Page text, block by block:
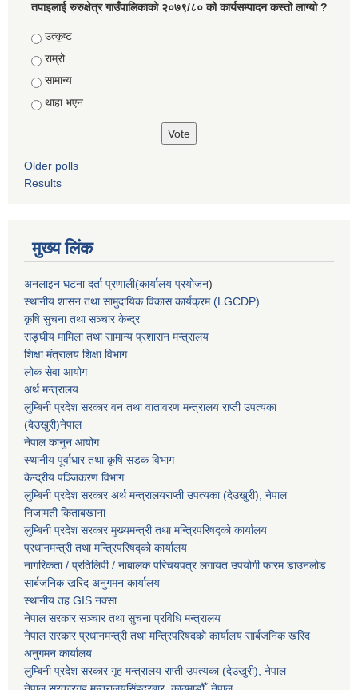
तपाइलाई रुरुक्षेत्र गाउँपालिकाको २०७९/८० को कार्यसम्पादन कस्तो लाग्यो ?
Choices
उत्कृष्ट
राम्रो
सामान्य
थाहा भएन
Older polls
Results
मुख्य लिंक
अनलाइन घटना दर्ता प्रणाली(कार्यालय प्रयोजन)
स्थानीय शासन तथा सामुदायिक विकास कार्यक्रम (LGCDP)
कृषि सुचना तथा सञ्चार केन्द्र
सङ्घीय मामिला तथा सामान्य प्रशासन मन्त्रालय
शिक्षा मंत्रालय शिक्षा विभाग
लोक सेवा आयोग
अर्थ मन्त्रालय
लुम्बिनी प्रदेश सरकार वन तथा वातावरण मन्त्रालय राप्ती उपत्यका
(देउखुरी)नेपाल
नेपाल कानुन आयोग
स्थानीय पूर्वाधार तथा कृषि सडक विभाग
केन्द्रीय पञ्जिकरण विभाग
लुम्बिनी प्रदेश सरकार अर्थ मन्त्रालयराप्ती उपत्यका (देउखुरी), नेपाल
निजामती किताबखाना
लुम्बिनी प्रदेश सरकार मुख्यमन्त्री तथा मन्त्रिपरिषद्को कार्यालय
प्रधानमन्त्री तथा मन्त्रिपरिषद्को कार्यालय
नागरिकता / प्रतिलिपी / नाबालक परिचयपत्र लगायत उपयोगी फारम डाउनलोड
सार्बजनिक खरिद अनुगमन कार्यालय
स्थानीय तह GIS नक्सा
नेपाल सरकारसञ्चार तथा सुचना प्रविधि मन्त्रालय
नेपाल सरकार प्रधानमन्त्री तथा मन्त्रिपरिषदको कार्यालय सार्बजनिक खरिद
अनुगमन कार्यालय
लुम्बिनी प्रदेश सरकार गृह मन्त्रालय राप्ती उपत्यका (देउखुरी), नेपाल